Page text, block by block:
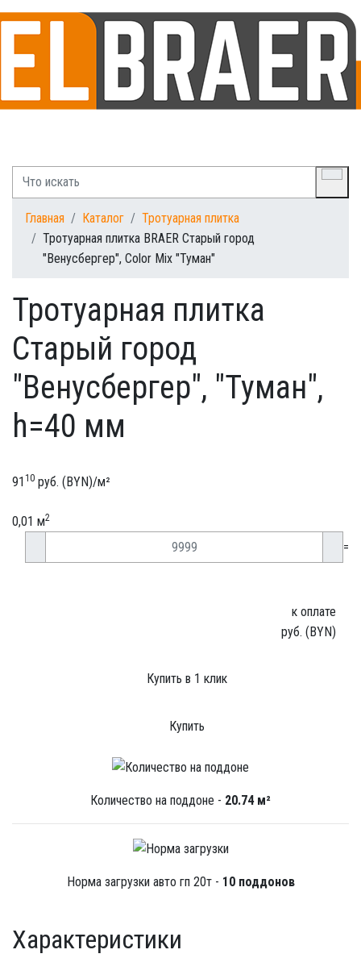
Главная Каталог
Тротуарная плитка
Тротуарная плитка BRAER Старый город
"Венусбергер", Color Mix "Туман"
Тротуарная плитка
Старый город
"Венусбергер", "Туман",
h=40 мм
91 10 руб. (BYN)/м²
0,01 м2
=
к оплате
руб. (BYN)
Купить в 1 клик
Купить
Количество на поддоне - 20.74 м²
Норма загрузки авто гп 20т - 10 поддонов
Характеристики